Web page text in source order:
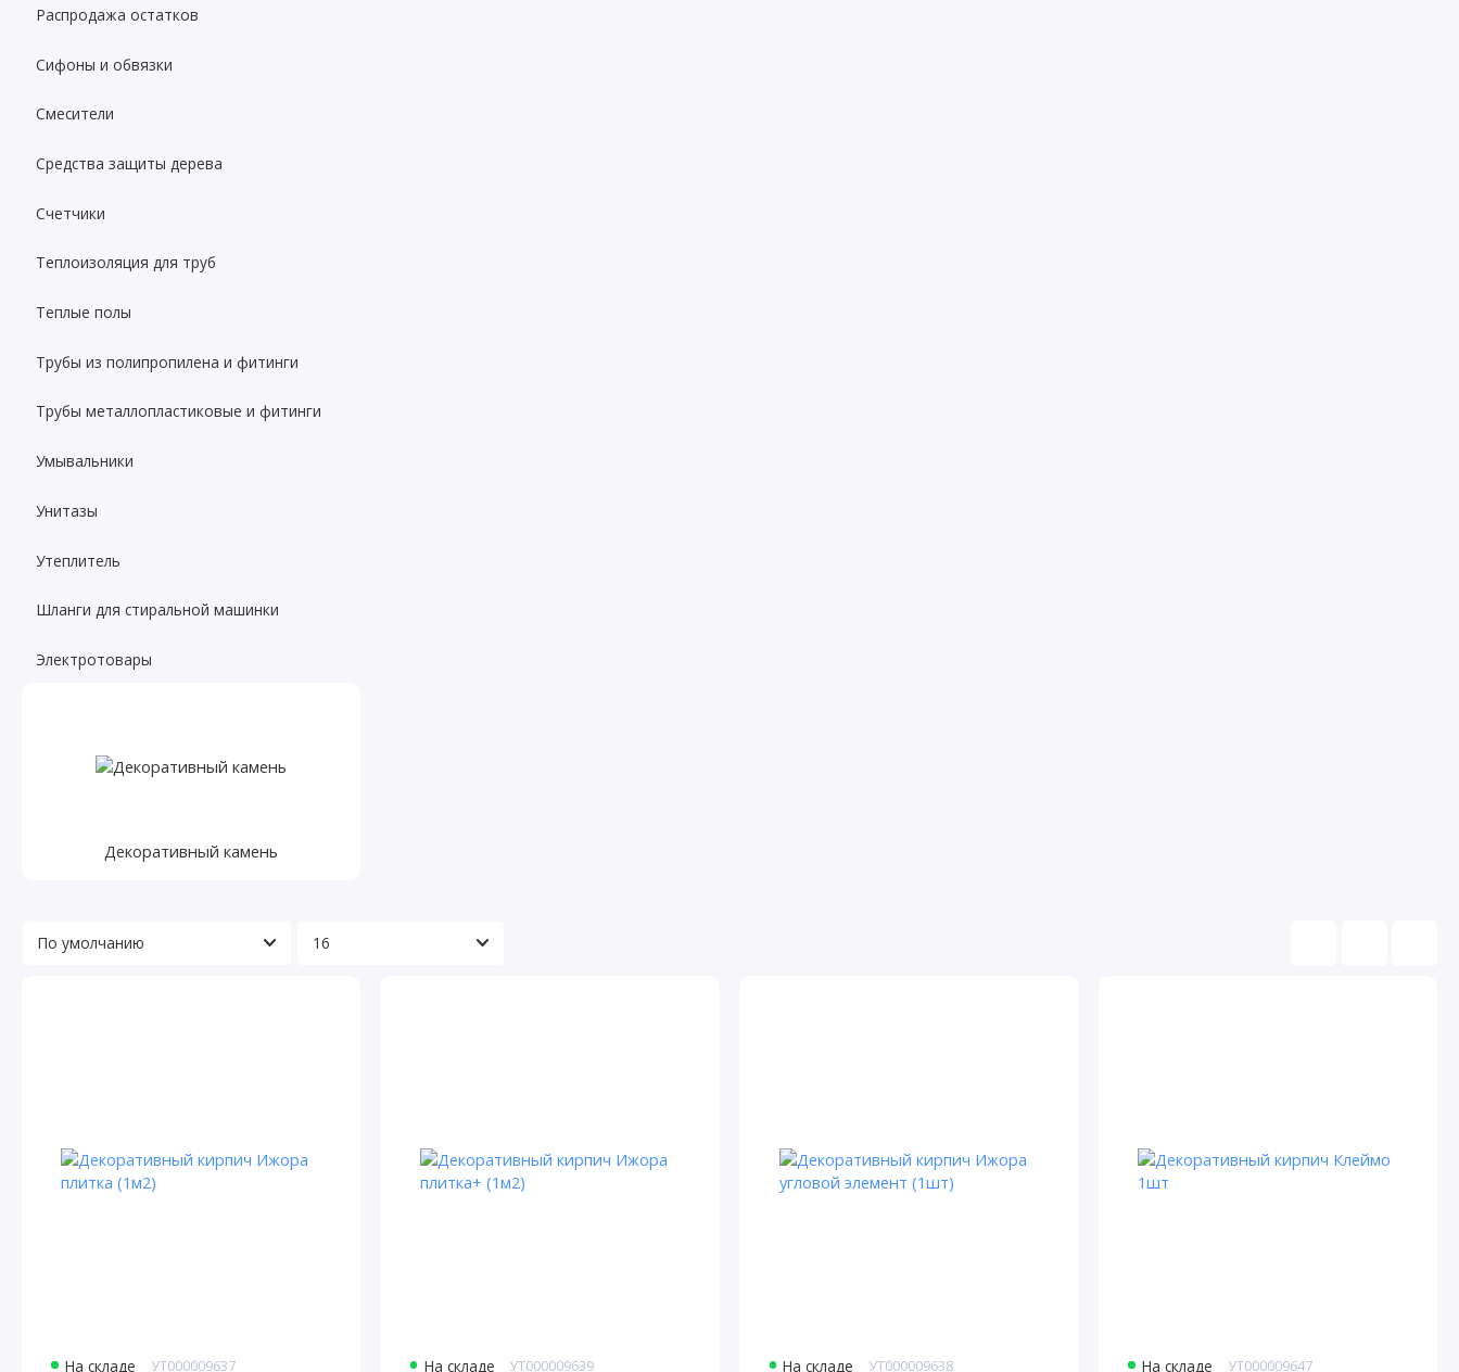
Распродажа остатков
Сифоны и обвязки
Смесители
Средства защиты дерева
Счетчики
Теплоизоляция для труб
Теплые полы
Трубы из полипропилена и фитинги
Трубы металлопластиковые и фитинги
Умывальники
Унитазы
Утеплитель
Шланги для стиральной машинки
Электротовары
Декоративный камень
На складе УТ000009637 На складе УТ000009639 На складе УТ000009638 На складе УТ000009647